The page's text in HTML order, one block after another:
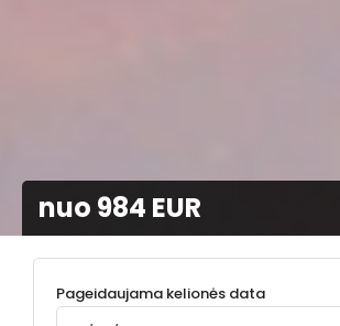
nuo 984 EUR
Pageidaujama kelionės data